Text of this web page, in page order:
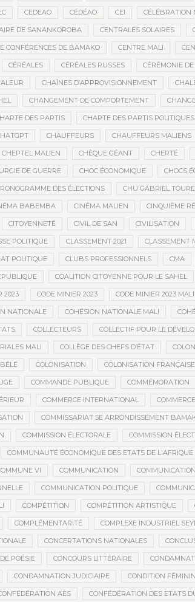
CEDEAO CÉDÉAO CEI CÉLÉBRATION
DE SANANKOROBA CENTRALES SOLAIRES
CONFÉRENCES DE BAMAKO CENTRE MALI
CÉRÉALES CÉRÉALES RUSSES CÉRÉMONIE
CHAÎNES D’APPROVISIONNEMENT
CHANGEMENT DE COMPORTEMENT
DES PARTIS CHARTE DES PARTIS POLITIQUES
CHAUFFEURS CHAUFFEURS MALIENS
CHEPTEL MALIEN CHÈQUE GÉANT CHERTÉ
DE GUERRE CHOC ÉCONOMIQUE CHOCS
DES ÉLECTIONS CHU GABRIEL TOURÉ
BABEMBA CINÉMA MALIEN CINQUIÈME
CITOYENNETÉ CIVIL DE SAN CIVILISATION
POLITIQUE CLASSEMENT 2021 CLASSEMENT
POLITIQUE CLUBS PROFESSIONNELS CMA
COALITION CITOYENNE POUR LE SAHEL
2023 CODE MINIER 2023 CODE MINIER 2023 MALI
NATIONALE COHÉSION NATIONALE MALI
COLLECTEURS COLLECTIF POUR LE
MALI COLLÈGE DES CHEFS D’ÉTAT
COLONISATION COLONISATION FRANÇAISE
COMMANDE PUBLIQUE COMMÉMORATION
COMMERCE INTERNATIONAL
COMMISSARIAT 5E ARRONDISSEMENT
COMMISSION ÉLECTORALE COMMISSION
COMMUNAUTÉ ÉCONOMIQUE DES ETATS DE L'AFRIQUE
VI COMMUNICATION
COMMUNICATION POLITIQUE
COMPÉTITION COMPÉTITION ARTISTIQUE
COMPLÉMENTARITÉ COMPLEXE INDUSTRIEL
CONCERTATIONS NATIONALES
POÉSIE CONCOURS LITTÉRAIRE
CONDAMNATION JUDICIAIRE CONDITION
AES CONFÉDÉRATION DES ETATS